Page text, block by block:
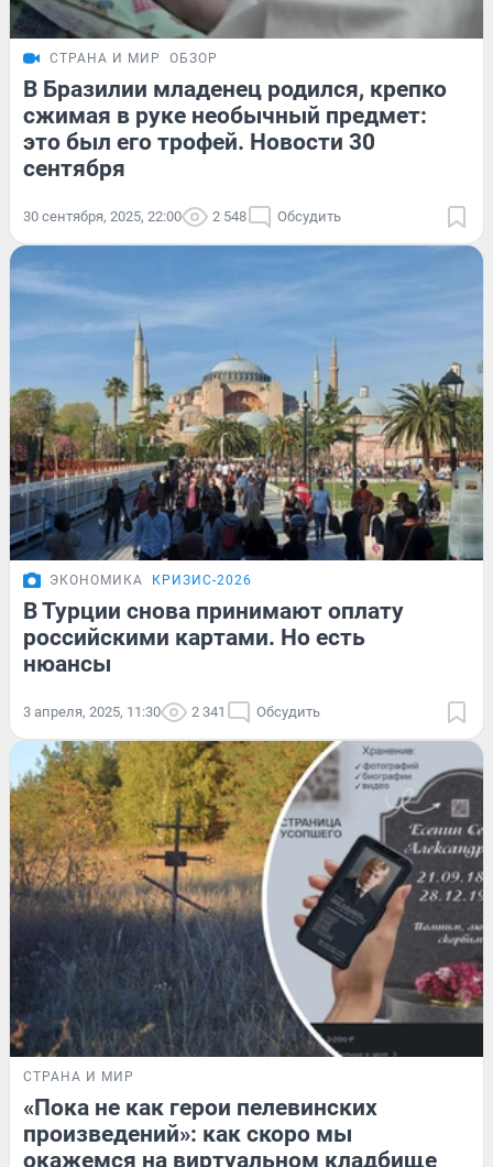
СТРАНА И МИР ОБЗОР
В Бразилии младенец родился, крепко
сжимая в руке необычный предмет:
это был его трофей. Новости 30
сентября
30 сентября, 2025, 22:00 2 548 Обсудить
ЭКОНОМИКА КРИЗИС-2026
В Турции снова принимают оплату
российскими картами. Но есть
нюансы
3 апреля, 2025, 11:30 2 341 Обсудить
СТРАНА И МИР
«Пока не как герои пелевинских
произведений»: как скоро мы
окажемся на виртуальном кладбище